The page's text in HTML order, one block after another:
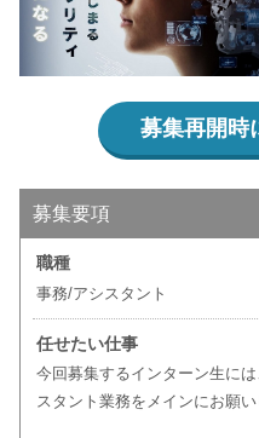
募集再開時
募集要項
職種
事務/アシスタント
任せたい仕事
今回募集するインターン生に
スタント業務をメインにお願い